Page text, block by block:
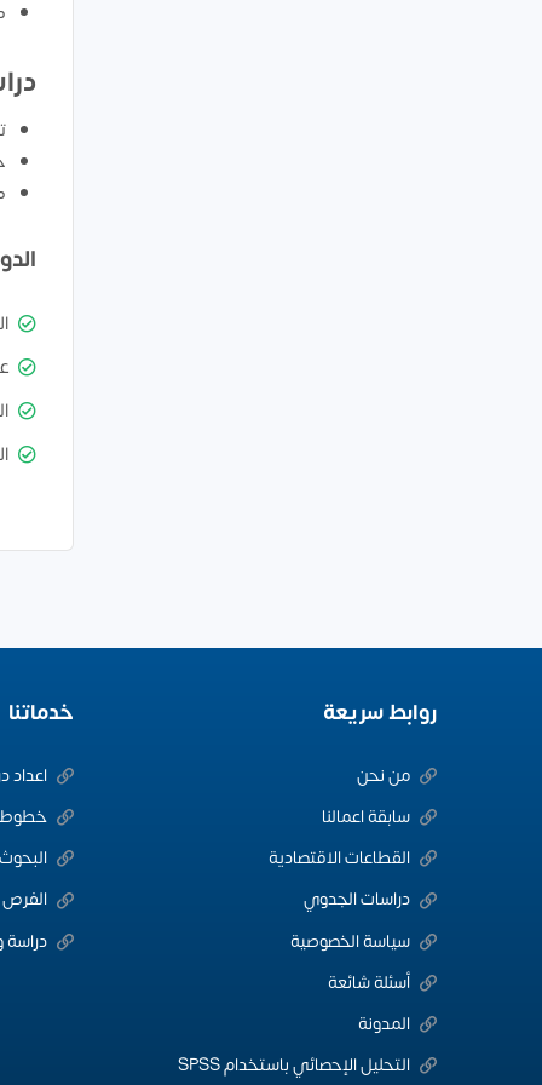
روابط سريعة
من نحن
سابقة اعمالنا
القطاعات الاقتصادية
دراسات الجدوي
سياسة الخصوصية
أسئلة شائعة
المدونة
التحليل الإحصائي باستخدام SPSS
خدماتنا
اعداد
خطوط
الفرص
دراسة